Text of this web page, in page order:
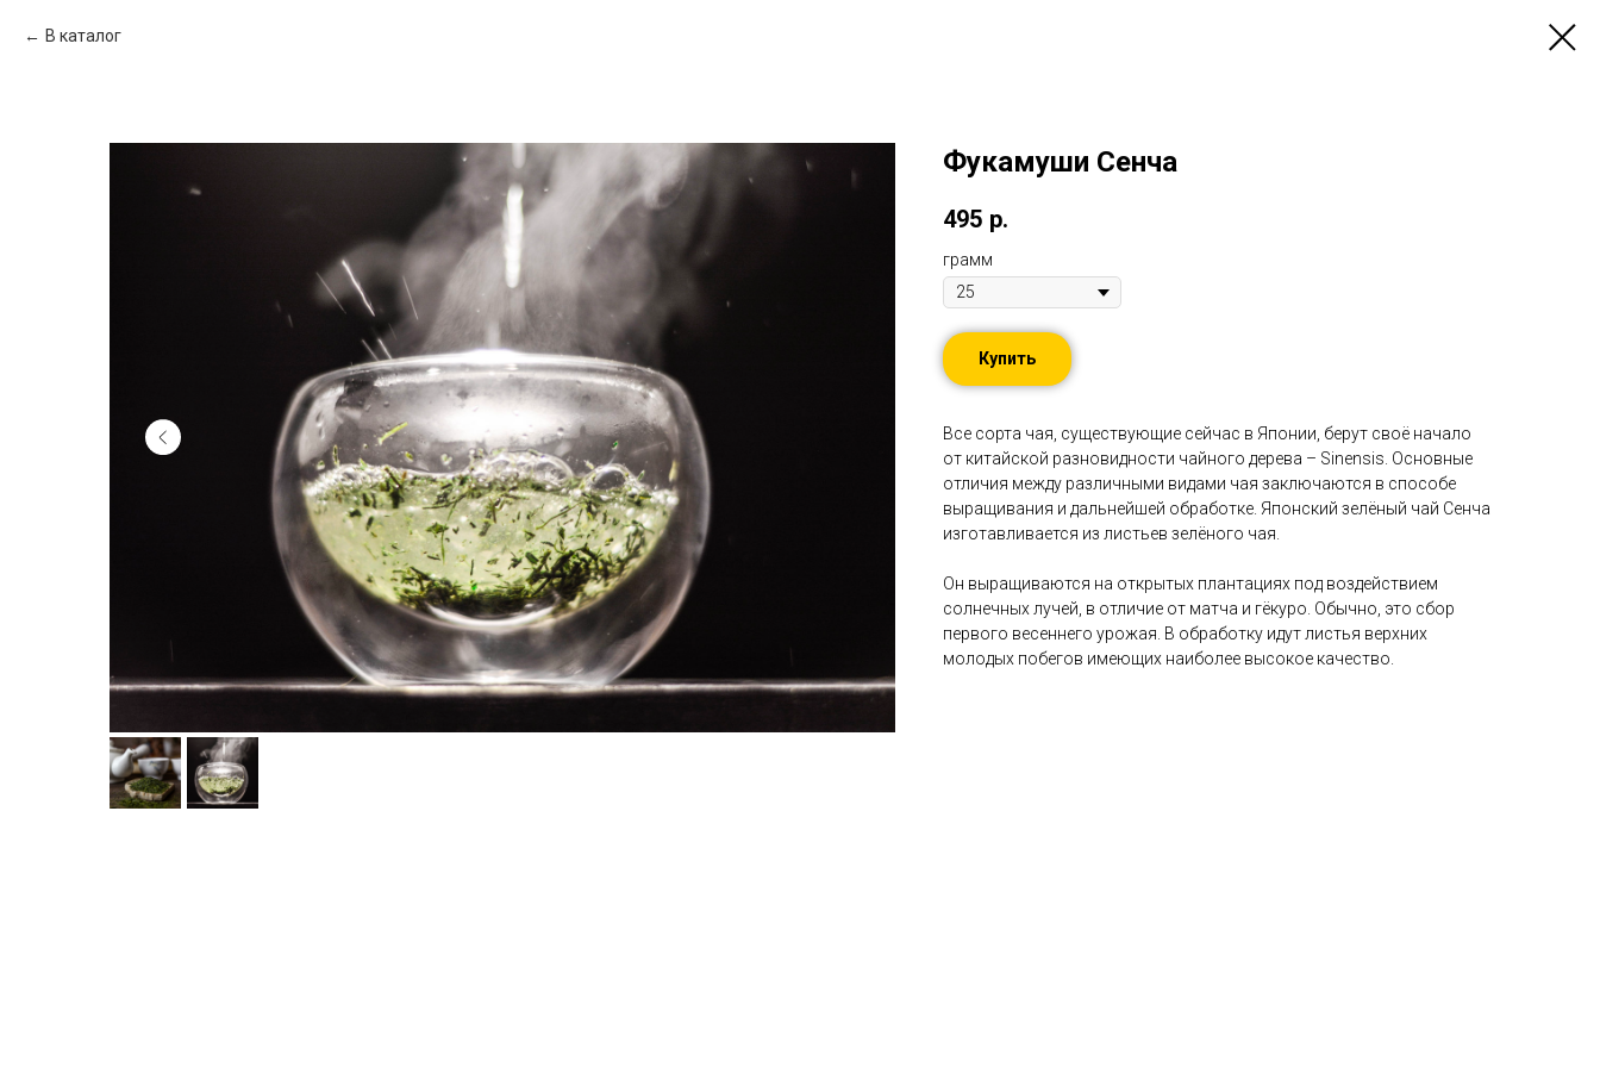
В каталог
Фукамуши Сенча
495 р.
грамм
Купить
Все сорта чая, существующие сейчас в Японии, берут своё начало
от китайской разновидности чайного дерева – Sinensis. Основные
отличия между различными видами чая заключаются в способе
выращивания и дальнейшей обработке. Японский зелёный чай Сенча
изготавливается из листьев зелёного чая.
Он выращиваются на открытых плантациях под воздействием
солнечных лучей, в отличие от матча и гёкуро. Обычно, это сбор
первого весеннего урожая. В обработку идут листья верхних
молодых побегов имеющих наиболее высокое качество.